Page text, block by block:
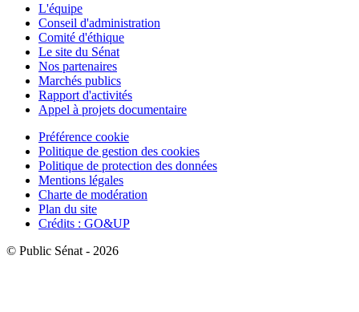
L'équipe
Conseil d'administration
Comité d'éthique
Le site du Sénat
Nos partenaires
Marchés publics
Rapport d'activités
Appel à projets documentaire
Préférence cookie
Politique de gestion des cookies
Politique de protection des données
Mentions légales
Charte de modération
Plan du site
Crédits : GO&UP
© Public Sénat - 2026